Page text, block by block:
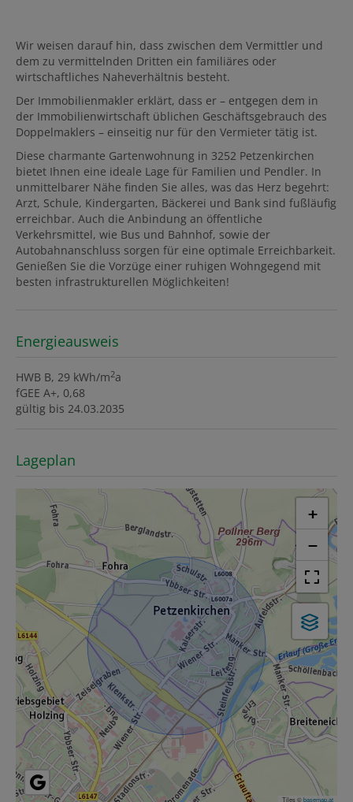
Wir weisen darauf hin, dass zwischen dem Vermittler und
dem zu vermittelnden Dritten ein familiäres oder
wirtschaftliches Naheverhältnis besteht.
Der Immobilienmakler erklärt, dass er – entgegen dem in
der Immobilienwirtschaft üblichen Geschäftsgebrauch des
Doppelmaklers – einseitig nur für den Vermieter tätig ist.
Diese charmante Gartenwohnung in 3252 Petzenkirchen
bietet Ihnen eine ideale Lage für Familien und Pendler. In
unmittelbarer Nähe finden Sie alles, was das Herz begehrt:
Arzt, Schule, Kindergarten, Bäckerei und Bank sind fußläufig
erreichbar. Auch die Anbindung an öffentliche
Verkehrsmittel, wie Bus und Bahnhof, sowie der
Autobahnanschluss sorgen für eine optimale Erreichbarkeit.
Genießen Sie die Vorzüge einer ruhigen Wohngegend mit
besten infrastrukturellen Möglichkeiten!
Energieausweis
HWB B, 29 kWh/m2a
fGEE A+, 0,68
gültig bis 24.03.2035
Lageplan
+
−
Tiles ©basemap.at